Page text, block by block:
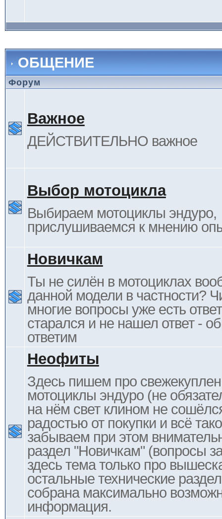
ОБЩЕНИЕ
Форум
Важное
ДЕЙСТВИТЕЛЬНО важное
Выбор мотоцикла
Выбираем мотоциклы эндуро,
прислушиваемся к мнению
Новичкам
Ты не силён в мотоциклах
данной модели в частности?
многие вопросы уже есть
старался и не нашел ответ -
ответим
Неофиты
Здесь пишем про
мотоциклы эндуро (не
на нём свет клином не
радостью от покупки и всё
забываем при этом
раздел "Новичкам" (вопросы
здесь тема только про
остальные технические
собрана максимально
информация.